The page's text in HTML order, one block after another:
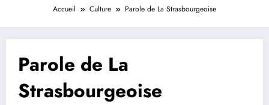
Accueil Culture Parole de La Strasbourgeoise
Parole de La
Strasbourgeoise